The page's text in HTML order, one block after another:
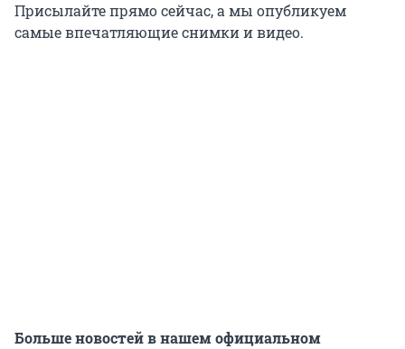
Присылайте прямо сейчас, а мы опубликуем
самые впечатляющие снимки и видео.
Больше новостей в нашем официальном